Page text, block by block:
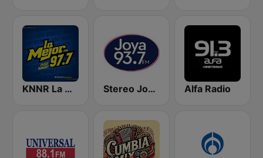
KNNR La Mejor 97.7 FM Stereo Joya FM Alfa Radio